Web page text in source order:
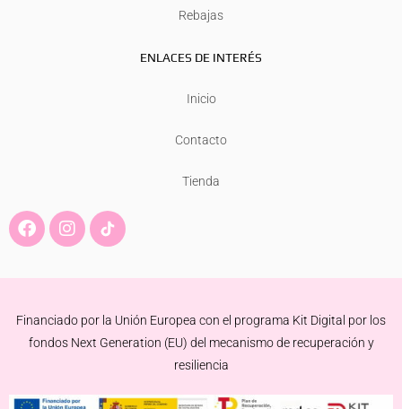
Rebajas
ENLACES DE INTERÉS
Inicio
Contacto
Tienda
F
a
o
k
I
n
r
a
Financiado por la Unión Europea con el programa Kit Digital por los
fondos Next Generation (EU) del mecanismo de recuperación y
resiliencia